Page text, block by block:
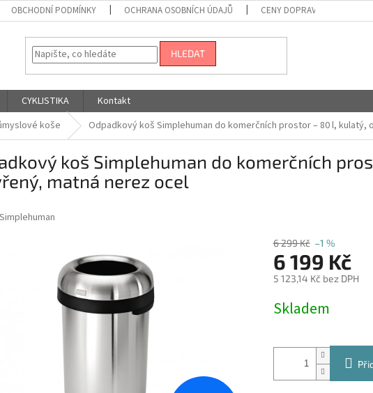
OBCHODNÍ PODMÍNKY OCHRANA OSOBNÍCH ÚDAJŮ CENY DOPRAVY
HLEDAT
CYKLISTIKA
Kontakt
koše
Odpadkový koš Simplehuman do komerčních prostor – 80 l,
koš Simplehuman do komerčních
matná nerez ocel
Simplehuman
6 299 Kč –1 %
6 199 Kč
5 123,14 Kč bez DPH
cena:
Skladem